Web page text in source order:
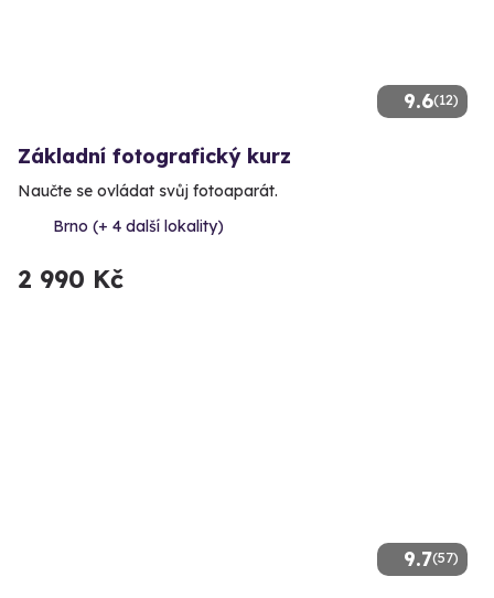
9.6(12)
Základní fotografický kurz
Naučte se ovládat svůj fotoaparát.
Brno (+ 4 další lokality)
2 990 Kč
9.7(57)